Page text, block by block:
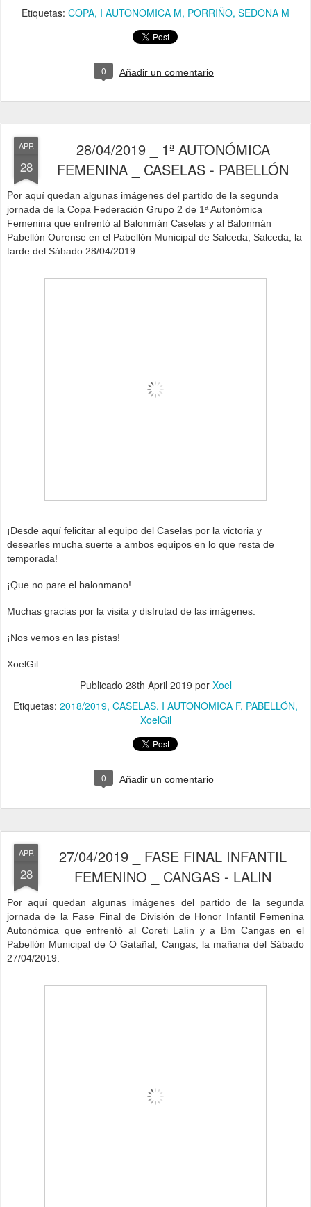
Etiquetas: COPA I AUTONOMICA M PORRIÑO SEDONA M
0 Añadir un comentario
APR
28
28/04/2019 _ 1ª AUTONÓMICA
FEMENINA _ CASELAS - PABELLÓN
Por aquí quedan algunas imágenes del partido de la segunda
jornada de la Copa Federación Grupo 2 de 1ª Autonómica
Femenina que enfrentó al Balonmán Caselas y al Balonmán
Pabellón Ourense en el Pabellón Municipal de Salceda, Salceda,
la
tarde del Sábado 28/04/2019
¡Desde aquí felicitar al equipo del Caselas por la victoria y
desearles mucha suerte a ambos equipos en lo que resta de
temporada!
¡Que no pare el balonmano!
Muchas gracias por la visita y disfrutad de las imágenes.
¡Nos vemos en las pistas!
XoelGil
Publicado 28th April 2019 por Xoel
Etiquetas: 2018/2019 CASELAS I AUTONOMICA F PABELLÓN
XoelGil
0 Añadir un comentario
APR
28
27/04/2019 _ FASE FINAL INFANTIL
FEMENINO _ CANGAS - LALIN
Por aquí quedan algunas imágenes del partido de la segunda
jornada de la Fase Final de División de Honor Infantil Femenina
Autonómica que enfrentó al Coreti Lalín y a Bm Cangasen el
Pabellón Municipal de O Gatañal, Cangas, la mañana del Sábado
27/04/2019.